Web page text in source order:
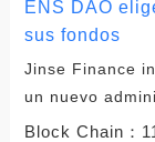
ENS DAO
sus fondos
Jinse Finance
un nuevo
Block Chain：